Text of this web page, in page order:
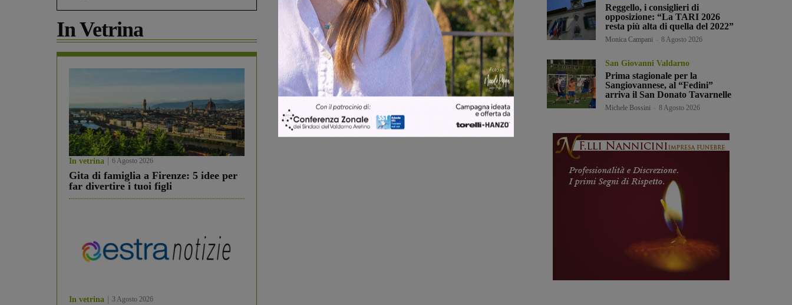
In Vetrina
In vetrina 6 Agosto 2026
Gita di famiglia a Firenze: 5 idee per
far divertire i tuoi figli
In vetrina 3 Agosto 2026
Share
Reggello, i consiglieri di
opposizione: “La TARI 2026
resta più alta di quella del 2022”
Monica Campani 8 Agosto 2026
San Giovanni Valdarno
Prima stagionale per la
Sangiovannese, al “Fedini”
arriva il San Donato Tavarnelle
Michele Bossini 8 Agosto 2026